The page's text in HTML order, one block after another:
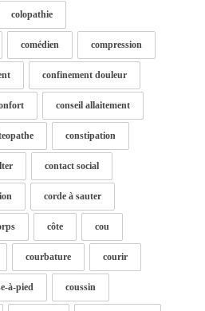
colopathie
comédien compression
confinement douleur
conseil allaitement
constipation
contact social
corde à sauter
côte cou
courbature courir
à-pied coussin